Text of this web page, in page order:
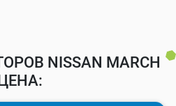
NISSAN MARCH